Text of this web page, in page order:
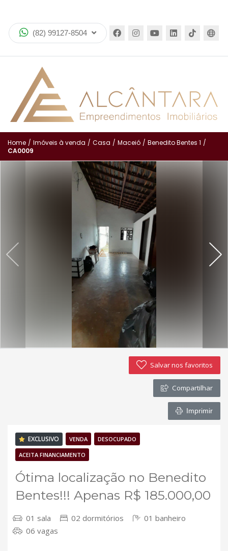
(82) 99127-8504
Imóveis
Lançamentos
Aluguel
Aluguel
Encomende seu imóvel
Equipe
Financiamento
Política de privacidade
Simulador de financiamento
Negocie seu imóvel
Imóveis favoritos
Home / Imóveis à venda / Casa / Maceió / Benedito Bentes 1 /
CA0009
Salvar nos favoritos
Compartilhar
Imprimir
EXCLUSIVO VENDA DESOCUPADO
ACEITA FINANCIAMENTO
Ótima localização no Benedito
Bentes!!! Apenas R$ 185.000,00
01 sala 02 dormitórios
01 banheiro
06 vagas